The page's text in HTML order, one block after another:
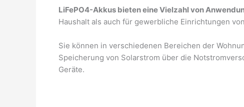
LiFePO4-Akkus bieten eine Vielzahl von
Haushalt als auch für gewerbliche Einrichtungen
Sie können in verschiedenen Bereichen der
Speicherung von Solarstrom über die
Geräte.